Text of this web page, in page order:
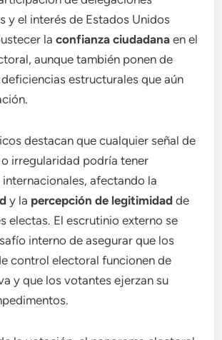
y el interés de Estados Unidos
laconfianza ciudadana en el
aunque también ponen de
estructurales que aún
destacan que cualquier señal de
o irregularidad podría tener
afectando la
y la percepción de legitimidad de
electas. El escrutinio externo se
interno de asegurar que los
control electoral funcionen de
y que los votantes ejerzan su